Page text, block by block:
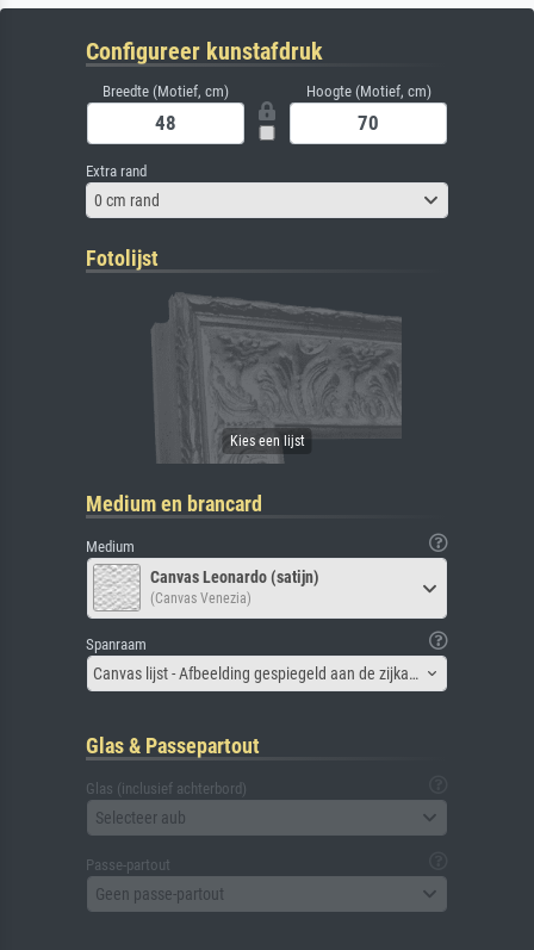
Configureer kunstafdruk
Breedte (Motief, cm) Hoogte (Motief, cm)
Extra rand
0 cm rand
Fotolijst
Medium en brancard
Medium
Canvas Leonardo (satijn)
(Canvas Venezia)
Spanraam
Canvas lijst - Afbeelding gespiegeld aan de zijkant
Glas & Passepartout
Glas (inclusief achterbord)
Selecteer aub
Passe-partout
Geen passe-partout